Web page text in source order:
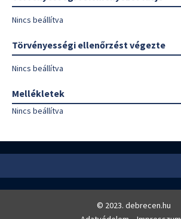
Nincs beállítva
Törvényességi ellenőrzést végezte
Nincs beállítva
Mellékletek
Nincs beállítva
© 2023. debrecen.hu